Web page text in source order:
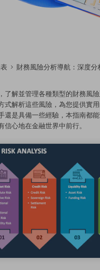
財務風險分析導航：深度分
了解並管理各種類型的財務風
式解析這些風險，為您提供實
還是具備一些經驗，本指南都
信心地在金融世界中前行。